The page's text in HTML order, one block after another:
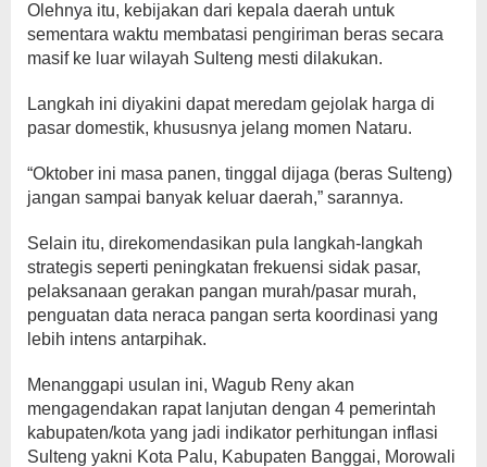
Olehnya itu, kebijakan dari kepala daerah untuk
sementara waktu membatasi pengiriman beras secara
masif ke luar wilayah Sulteng mesti dilakukan.
Langkah ini diyakini dapat meredam gejolak harga di
pasar domestik, khususnya jelang momen Nataru.
“Oktober ini masa panen, tinggal dijaga (beras Sulteng)
jangan sampai banyak keluar daerah,” sarannya.
Selain itu, direkomendasikan pula langkah-langkah
strategis seperti peningkatan frekuensi sidak pasar,
pelaksanaan gerakan pangan murah/pasar murah,
penguatan data neraca pangan serta koordinasi yang
lebih intens antarpihak.
Menanggapi usulan ini, Wagub Reny akan
mengagendakan rapat lanjutan dengan 4 pemerintah
kabupaten/kota yang jadi indikator perhitungan inflasi
Sulteng yakni Kota Palu, Kabupaten Banggai, Morowali